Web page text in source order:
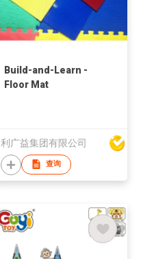
Build-and-Learn -
Floor Mat
利广益集团有限公司
查询